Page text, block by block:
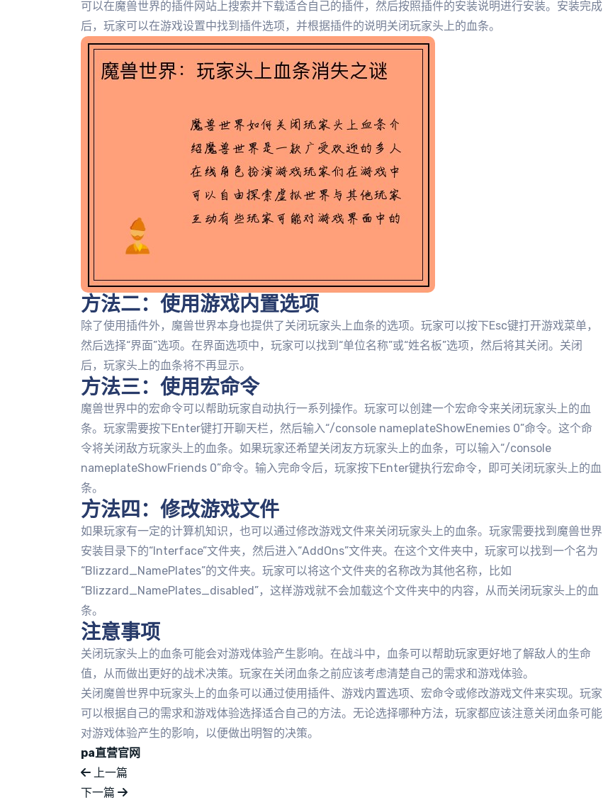
可以在魔兽世界的插件网站上搜索并下载适合自己的插件，然后按照插件的安装说明进行安装。安装完成
后，玩家可以在游戏设置中找到插件选项，并根据插件的说明关闭玩家头上的血条。
方法二：使用游戏内置选项
除了使用插件外，魔兽世界本身也提供了关闭玩家头上血条的选项。玩家可以按下Esc键打开游戏菜单，
然后选择“界面”选项。在界面选项中，玩家可以找到“单位名称”或“姓名板”选项，然后将其关闭。关闭
后，玩家头上的血条将不再显示。
方法三：使用宏命令
魔兽世界中的宏命令可以帮助玩家自动执行一系列操作。玩家可以创建一个宏命令来关闭玩家头上的血
条。玩家需要按下Enter键打开聊天栏，然后输入“/console nameplateShowEnemies 0”命令。这个命
令将关闭敌方玩家头上的血条。如果玩家还希望关闭友方玩家头上的血条，可以输入“/console
nameplateShowFriends 0”命令。输入完命令后，玩家按下Enter键执行宏命令，即可关闭玩家头上的血
条。
方法四：修改游戏文件
如果玩家有一定的计算机知识，也可以通过修改游戏文件来关闭玩家头上的血条。玩家需要找到魔兽世界
安装目录下的“Interface”文件夹，然后进入“AddOns”文件夹。在这个文件夹中，玩家可以找到一个名为
“Blizzard_NamePlates”的文件夹。玩家可以将这个文件夹的名称改为其他名称，比如
“Blizzard_NamePlates_disabled”，这样游戏就不会加载这个文件夹中的内容，从而关闭玩家头上的血
条。
注意事项
关闭玩家头上的血条可能会对游戏体验产生影响。在战斗中，血条可以帮助玩家更好地了解敌人的生命
值，从而做出更好的战术决策。玩家在关闭血条之前应该考虑清楚自己的需求和游戏体验。
关闭魔兽世界中玩家头上的血条可以通过使用插件、游戏内置选项、宏命令或修改游戏文件来实现。玩家
可以根据自己的需求和游戏体验选择适合自己的方法。无论选择哪种方法，玩家都应该注意关闭血条可能
对游戏体验产生的影响，以便做出明智的决策。
pa直营官网
上一篇
下一篇